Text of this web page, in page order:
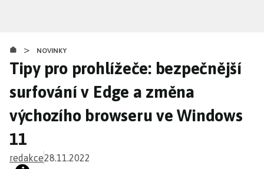
obsahu
> NOVINKY
Tipy pro prohlížeče: bezpečnější
surfování v Edge a změna
výchozího browseru ve Windows
11
redakce28.11.2022